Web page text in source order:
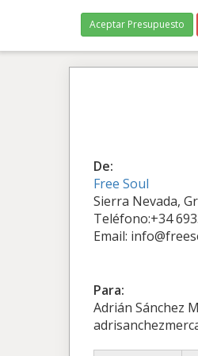
Aceptar Presupuesto
De:
Free Soul
Sierra Nevada,
Teléfono:+34
Email:
Para:
Adrián Sánchez